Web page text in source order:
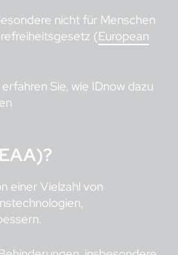
nicht für Menschen
(European
erfahren Sie, wie IDnow dazu
einer Vielzahl von